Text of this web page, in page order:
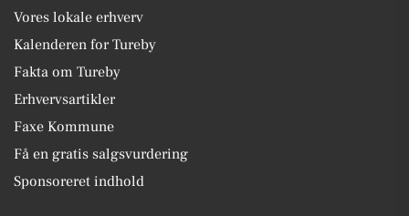
Vores lokale erhverv
Kalenderen for Tureby
Fakta om Tureby
Erhvervsartikler
Faxe Kommune
Få en gratis salgsvurdering
Sponsoreret indhold